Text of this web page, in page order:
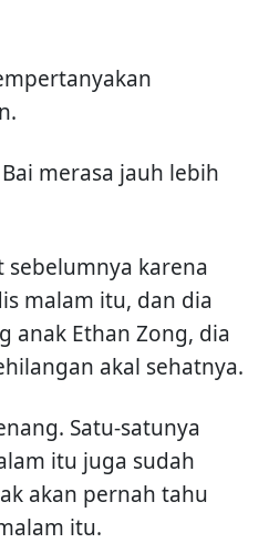
merasa jauh lebih
karena
malam itu, dan dia
anak Ethan Zong, dia
akal sehatnya.
Satu-satunya
itu juga sudah
akan pernah tahu
itu.